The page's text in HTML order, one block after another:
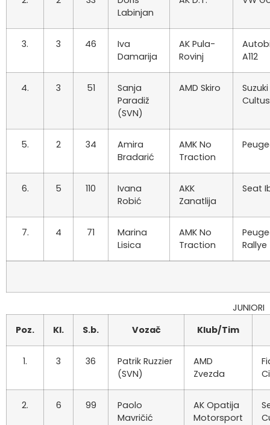
Labinjan
3. 3 46
Iva
Damarija
AK Pula-
Rovinj
A112
4. 3 51
Sanja
Paradiž
(SVN)
AMD Skiro
Suzuki
Cultus
5. 2 34
Amira
Bradarić
AMK No
Traction
6. 5 110
Ivana
Robić
AKK
Zanatlija
Seat
7. 4 71
Marina
Lisica
AMK No
Traction
Rallye
JUNIORI
Poz.
Kl. S.b. Vozač Klub/Tim
1. 3 36
Patrik Ruzzier
(SVN)
AMD
Zvezda
2. 6 99
Paolo
Mavričić
AK Opatija
Motorsport